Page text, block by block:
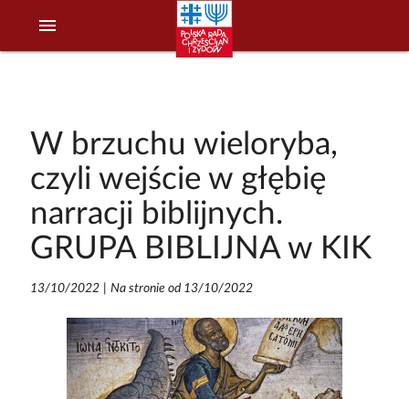
menu
W brzuchu wieloryba,
czyli wejście w głębię
narracji biblijnych.
GRUPA BIBLIJNA w KIK
13/10/2022| Na stronie od 13/10/2022